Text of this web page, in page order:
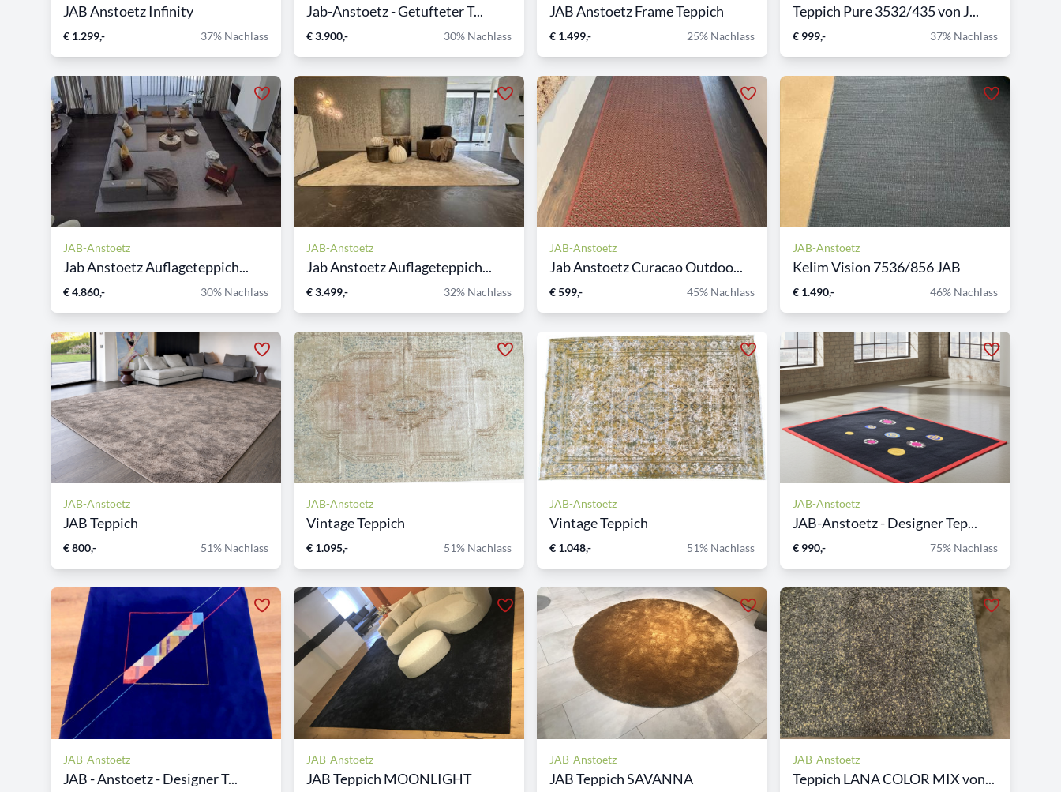
JAB Anstoetz Infinity
€ 1.299,- 37% Nachlass
Jab-Anstoetz - Getufteter T...
€ 3.900,- 30% Nachlass
JAB Anstoetz Frame Teppich
€ 1.499,- 25% Nachlass
Teppich Pure 3532/435 von J...
€ 999,- 37% Nachlass
JAB-Anstoetz
Jab Anstoetz Auflageteppich...
€ 4.860,- 30% Nachlass
JAB-Anstoetz
Jab Anstoetz Auflageteppich...
€ 3.499,- 32% Nachlass
JAB-Anstoetz
Jab Anstoetz Curacao Outdoo...
€ 599,- 45% Nachlass
JAB-Anstoetz
Kelim Vision 7536/856 JAB
€ 1.490,- 46% Nachlass
JAB-Anstoetz
JAB Teppich
€ 800,- 51% Nachlass
JAB-Anstoetz
Vintage Teppich
€ 1.095,- 51% Nachlass
JAB-Anstoetz
Vintage Teppich
€ 1.048,- 51% Nachlass
JAB-Anstoetz
JAB-Anstoetz - Designer Tep...
€ 990,- 75% Nachlass
JAB-Anstoetz
JAB - Anstoetz - Designer T...
JAB-Anstoetz
JAB Teppich MOONLIGHT
JAB-Anstoetz
JAB Teppich SAVANNA
JAB-Anstoetz
Teppich LANA COLOR MIX von...